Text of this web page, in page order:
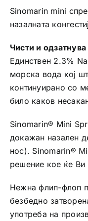
Sinomarin mini
назалната
Чисти и одзатнува
Единствен 2.3%
морска вода кој
континуирано со
било каков
Sinomarin® Mini
докажан назален
нос). Sinomarin®
решение кое ќе
Нежна флип-флоп
безбедно
употреба на